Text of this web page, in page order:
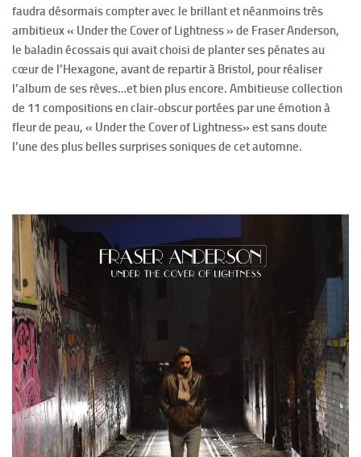
faudra désormais compter avec le brillant et néanmoins très
ambitieux « Under the Cover of Lightness » de Fraser Anderson,
le baladin écossais qui avait choisi de planter ses pénates au
cœur de l’Hexagone, avant de repartir à Bristol, pour réaliser
l’album de ses rêves…et bien plus encore. Ambitieuse collection
de 11 compositions en clair-obscur portées par une émotion à
fleur de peau, « Under the Cover of Lightness» est sans doute
l’une des plus belles surprises soniques de cet automne.